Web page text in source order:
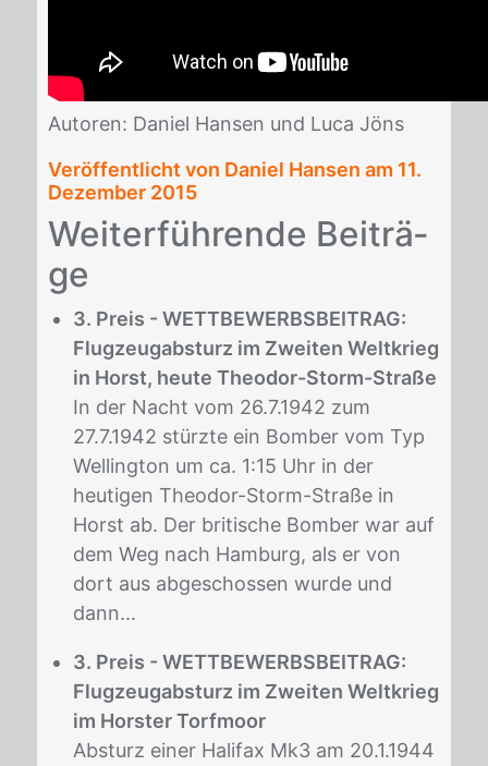
Au­to­ren: Da­ni­el Han­sen und Luca Jöns
Veröffentlicht von Daniel Hansen am 11.
Dezember 2015
Wei­ter­füh­ren­de Bei­trä­
ge
3. Preis - WETTBEWERBSBEITRAG:
Flugzeugabsturz im Zweiten Weltkrieg
in Horst, heute Theodor-Storm-Straße
In der Nacht vom 26.7.1942 zum
27.7.1942 stürzte ein Bomber vom Typ
Wellington um ca. 1:15 Uhr in der
heutigen Theodor-Storm-Straße in
Horst ab. Der britische Bomber war auf
dem Weg nach Hamburg, als er von
dort aus abgeschossen wurde und
dann...
3. Preis - WETTBEWERBSBEITRAG:
Flugzeugabsturz im Zweiten Weltkrieg
im Horster Torfmoor
Absturz einer Halifax Mk3 am 20.1.1944